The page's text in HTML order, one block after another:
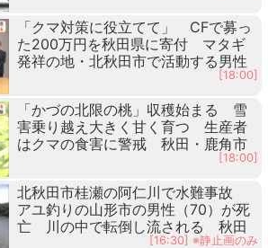
「クマ対策に役立てて」 CFで募っ
た200万円を秋田県に寄付 マタギ
発祥の地・北秋田市で活動する男性
[18:00]
「かづの北限の桃」収穫始まる 雪
害乗り越え大きく甘く育つ 生産者
はクマの食害に警戒 秋田・鹿角市
[18:00]
北秋田市桂瀬の阿仁川で水難事故
アユ釣りの山形市の男性（70）が死
亡 川の中で転倒し流される 秋田
[16:30] ※静止画のみ